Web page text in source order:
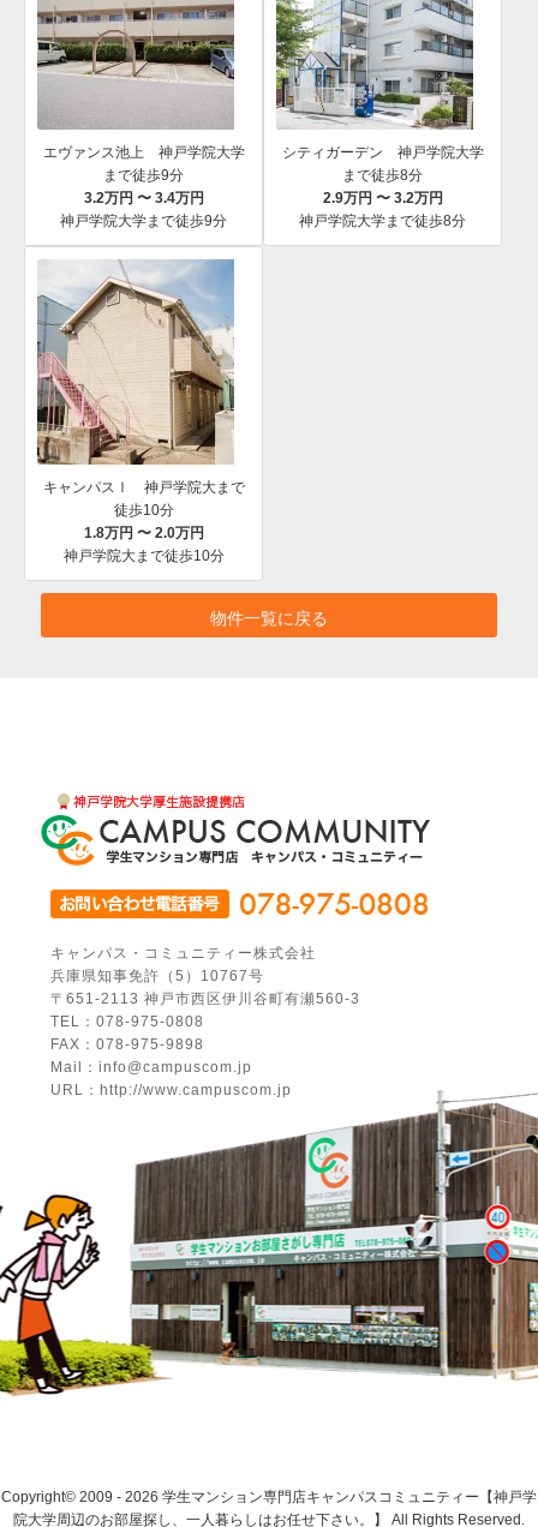
エヴァンス池上 神戸学院大学
まで徒歩9分
3.2万円 〜 3.4万円
神戸学院大学まで徒歩9分
シティガーデン 神戸学院大学
まで徒歩8分
2.9万円 〜 3.2万円
神戸学院大学まで徒歩8分
キャンパスⅠ 神戸学院大まで
徒歩10分
1.8万円 〜 2.0万円
神戸学院大まで徒歩10分
物件一覧に戻る
キャンパス・コミュニティー株式会社
兵庫県知事免許（5）10767号
〒651-2113 神戸市西区伊川谷町有瀬560-3
TEL：078-975-0808
FAX：078-975-9898
Mail：info@campuscom.jp
URL：http://www.campuscom.jp
Copyright© 2009 - 2026 学生マンション専門店キャンパスコミュニティー【神戸学
院大学周辺のお部屋探し、一人暮らしはお任せ下さい。】 All Rights Reserved.